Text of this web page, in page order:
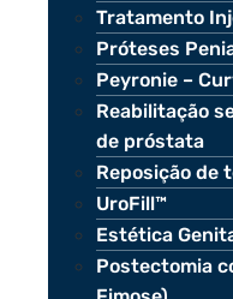
Tratamento
Próteses
Peyronie –
Reabilitação
de próstata
Reposição de
UroFill™
Estética
Postectomia